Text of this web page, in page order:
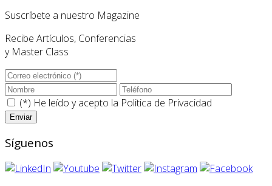
Suscríbete a nuestro Magazine
Recibe Artículos, Conferencias
y Master Class
(*) He leído y acepto la Politica de Privacidad
Síguenos